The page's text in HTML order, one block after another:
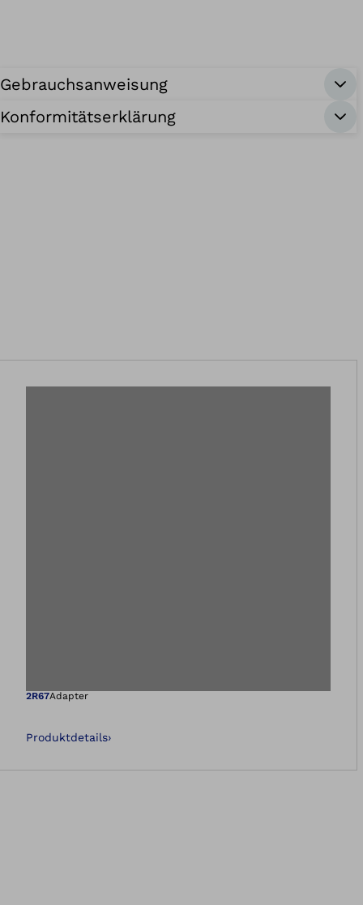
Gebrauchsanweisung
Konformitätserklärung
Öffnet das Bild
2R67Adapter
Produktdetails›